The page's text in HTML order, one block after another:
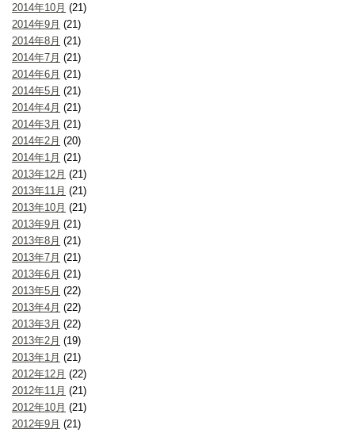
2014年10月 (21)
2014年9月 (21)
2014年8月 (21)
2014年7月 (21)
2014年6月 (21)
2014年5月 (21)
2014年4月 (21)
2014年3月 (21)
2014年2月 (20)
2014年1月 (21)
2013年12月 (21)
2013年11月 (21)
2013年10月 (21)
2013年9月 (21)
2013年8月 (21)
2013年7月 (21)
2013年6月 (21)
2013年5月 (22)
2013年4月 (22)
2013年3月 (22)
2013年2月 (19)
2013年1月 (21)
2012年12月 (22)
2012年11月 (21)
2012年10月 (21)
2012年9月 (21)